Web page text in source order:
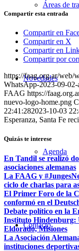
Áreas de
Novedades
Agenda
Contacto
Compartir esta entrada
Compartir en
Compartir en X
Compartir en
Compartir por
https://faag.org.ar/web/
WhatsApp-2023-09-
FAAG https://
nuevo-logo-home.png
22:41:282023-10-03
Esperanza, Santa Fe
Quizás te interese
En Tandil se realizó
asociaciones alemanas
La FAAG y
ciclo de charlas para
El Primer Foro de la
conformó en el
Debate político en la
Instituto Hindenburg:
Eldorado, Misiones
La Asociación
instituciones